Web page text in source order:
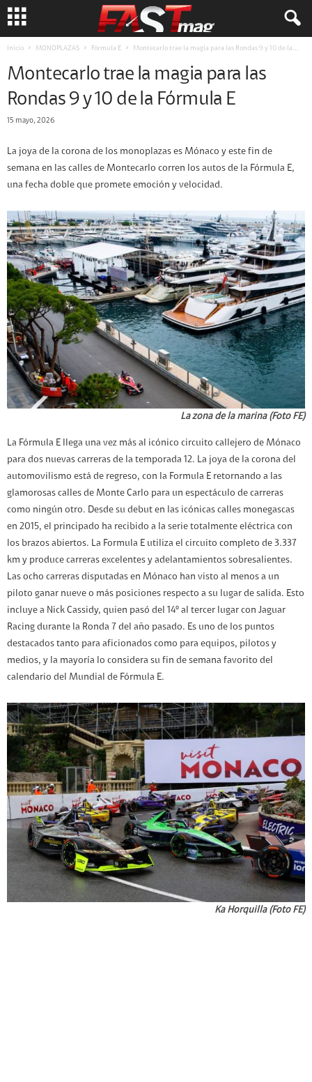
Inicio MONOPLAZAS Fórmula E Montecarlo trae la magia para las Rondas 9 y 10 de la...
Montecarlo trae la magia para las
Rondas 9 y 10 de la Fórmula E
15 mayo, 2026
La joya de la corona de los monoplazas es Mónaco y este fin de
semana en las calles de Montecarlo corren los autos de la Fórmula E,
una fecha doble que promete emoción y velocidad.
La zona de la marina (Foto FE)
La Fórmula E llega una vez más al icónico circuito callejero de Mónaco
para dos nuevas carreras de la temporada 12. La joya de la corona del
automovilismo está de regreso, con la Formula E retornando a las
glamorosas calles de Monte Carlo para un espectáculo de carreras
como ningún otro. Desde su debut en las icónicas calles monegascas
en 2015, el principado ha recibido a la serie totalmente eléctrica con
los brazos abiertos. La Formula E utiliza el circuito completo de 3.337
km y produce carreras excelentes y adelantamientos sobresalientes.
Las ocho carreras disputadas en Mónaco han visto al menos a un
piloto ganar nueve o más posiciones respecto a su lugar de salida. Esto
incluye a Nick Cassidy, quien pasó del 14º al tercer lugar con Jaguar
Racing durante la Ronda 7 del año pasado. Es uno de los puntos
destacados tanto para aficionados como para equipos, pilotos y
medios, y la mayoría lo considera su fin de semana favorito del
calendario del Mundial de Fórmula E.
Ka Horquilla (Foto FE)